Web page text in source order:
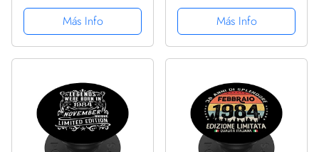
PopGrip Intercambiable
Más Info
PopGrip Intercambiable
Más Info